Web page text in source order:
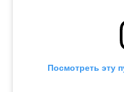
Посмотреть эту